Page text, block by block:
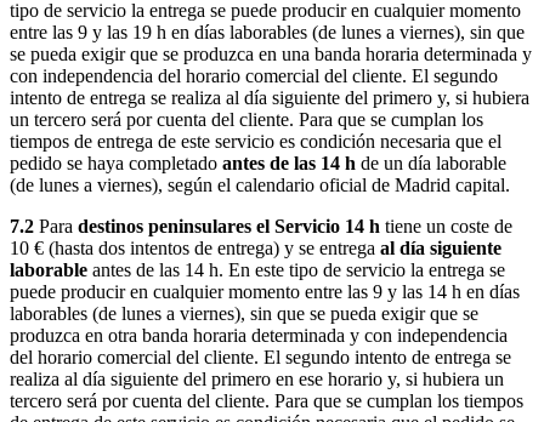
tipo de servicio la entrega se puede producir en cualquier momento
entre las 9 y las 19 h en días laborables (de lunes a viernes), sin que
se pueda exigir que se produzca en una banda horaria determinada y
con independencia del horario comercial del cliente. El segundo
intento de entrega se realiza al día siguiente del primero y, si hubiera
un tercero será por cuenta del cliente. Para que se cumplan los
tiempos de entrega de este servicio es condición necesaria que el
pedido se haya completado antes de las 14 h de un día laborable
(de lunes a viernes), según el calendario oficial de Madrid capital.
7.2 Para destinos peninsulares el Servicio 14 h tiene un coste de
10 € (hasta dos intentos de entrega) y se entrega al día siguiente
laborable antes de las 14 h. En este tipo de servicio la entrega se
puede producir en cualquier momento entre las 9 y las 14 h en días
laborables (de lunes a viernes), sin que se pueda exigir que se
produzca en otra banda horaria determinada y con independencia
del horario comercial del cliente. El segundo intento de entrega se
realiza al día siguiente del primero en ese horario y, si hubiera un
tercero será por cuenta del cliente. Para que se cumplan los tiempos